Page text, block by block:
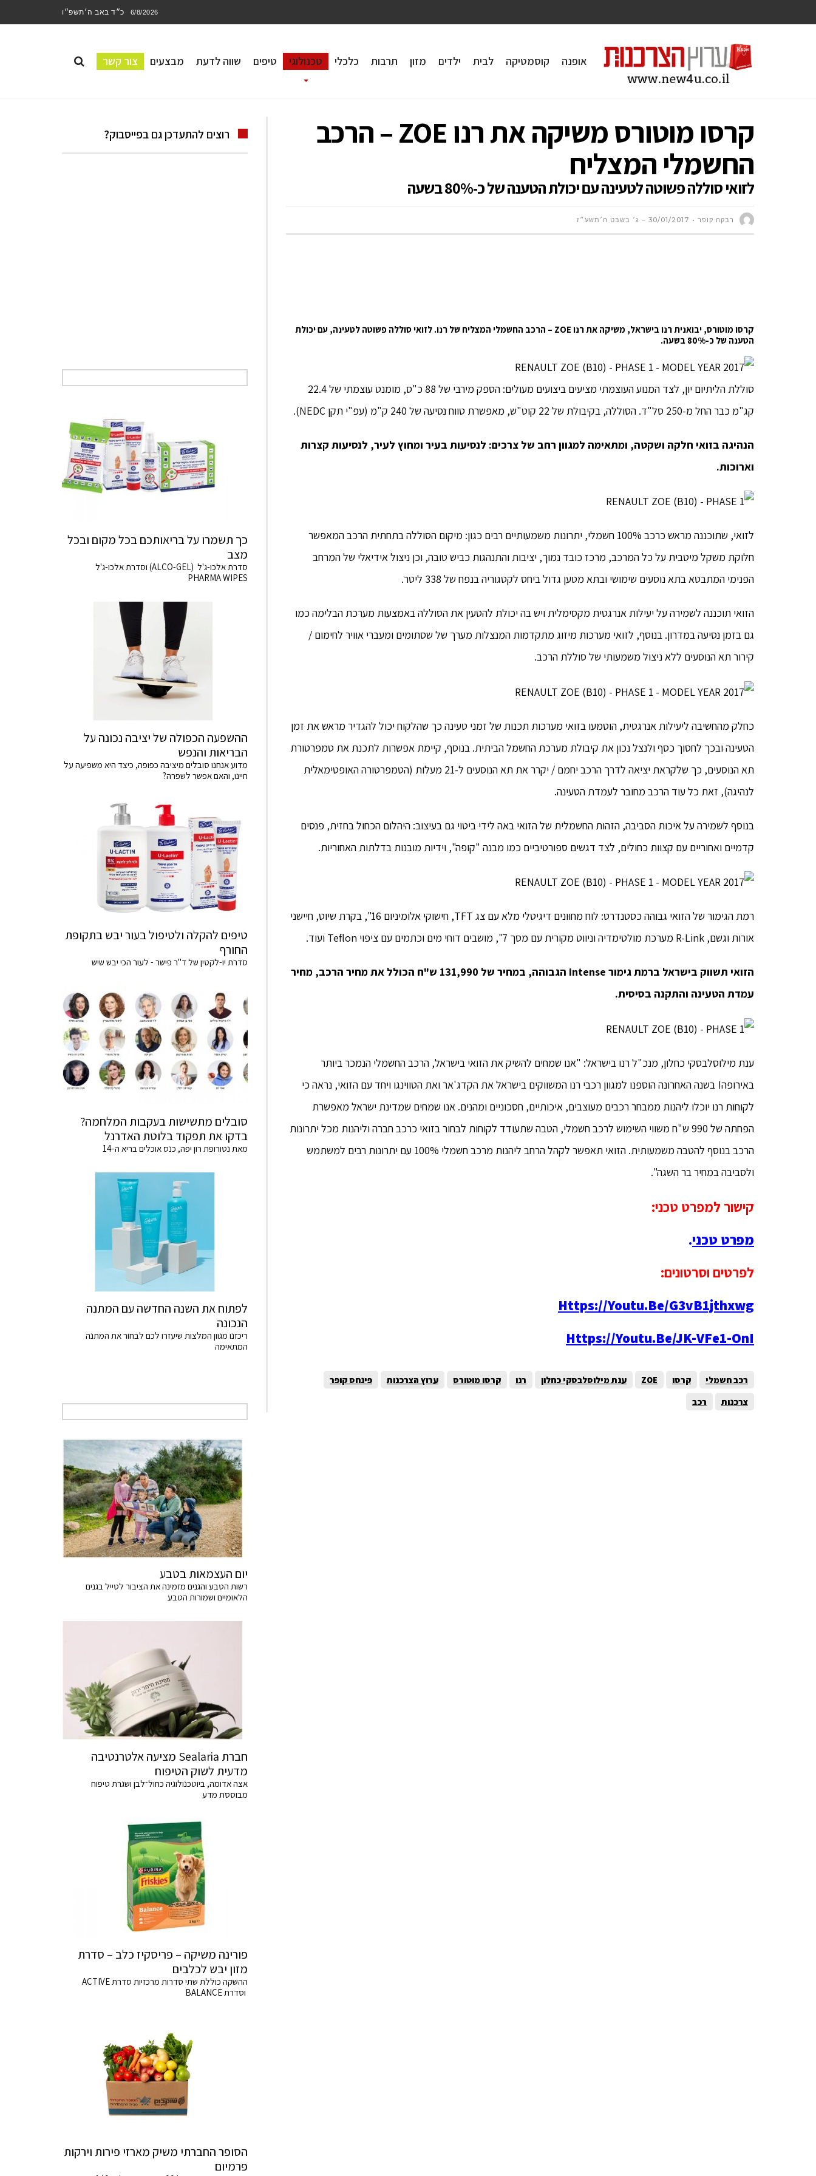
6/8/2026 כ״ד באב ה׳תשפ״ו
אופנה קוסמטיקה לבית ילדים מזון תרבות כלכלי טכנולוגי טיפים שווה לדעת מבצעים צור קשר
קרסו מוטורס משיקה את רנו ZOE – הרכב
החשמלי המצליח
לזואי סוללה פשוטה לטעינה עם יכולת הטענה של כ-80% בשעה
רבקה קופר 30/01/2017 – ג׳ בשבט ה׳תשע״ז
קרסו מוטורס, יבואנית רנו בישראל, משיקה את רנו ZOE – הרכב החשמלי המצליח של רנו. לזואי סוללה פשוטה לטעינה, עם יכולת
הטענה של כ-80% בשעה.
סוללת הליתיום יון, לצד המנוע העוצמתי מציעים ביצועים מעולים: הספק מירבי של 88 כ"ס, מומנט עוצמתי של 22.4
קג"מ כבר החל מ-250 סל"ד. הסוללה, בקיבולת של 22 קוט"ש, מאפשרת טווח נסיעה של 240 ק"מ (עפ"י תקן NEDC).
הנהיגה בזואי חלקה ושקטה, ומתאימה למגוון רחב של צרכים: לנסיעות בעיר ומחוץ לעיר, לנסיעות קצרות
וארוכות.
לזואי, שתוכננה מראש כרכב 100% חשמלי, יתרונות משמעותיים רבים כגון: מיקום הסוללה בתחתית הרכב המאפשר
חלוקת משקל מיטבית על כל המרכב, מרכז כובד נמוך, יציבות והתנהגות כביש טובה, וכן ניצול אידיאלי של המרחב
הפנימי המתבטא בתא נוסעים שימושי ובתא מטען גדול ביחס לקטגוריה בנפח של 338 ליטר.
הזואי תוכננה לשמירה על יעילות אנרגטית מקסימלית ויש בה יכולת להטעין את הסוללה באמצעות מערכת הבלימה כמו
גם בזמן נסיעה במדרון. בנוסף, לזואי מערכות מיזוג מתקדמות המנצלות מערך של שסתומים ומעברי אוויר לחימום /
קירור תא הנוסעים ללא ניצול משמעותי של סוללת הרכב.
כחלק מהחשיבה ליעילות אנרגטית, הוטמעו בזואי מערכות תכנות של זמני טעינה כך שהלקוח יכול להגדיר מראש את זמן
הטעינה ובכך לחסוך כסף ולנצל נכון את קיבולת מערכת החשמל הביתית. בנוסף, קיימת אפשרות לתכנת את טמפרטורת
תא הנוסעים, כך שלקראת יציאה לדרך הרכב יחמם / יקרר את תא הנוסעים ל-21 מעלות (הטמפרטורה האופטימאלית
לנהיגה), זאת כל עוד הרכב מחובר לעמדת הטעינה.
בנוסף לשמירה על איכות הסביבה, הזהות החשמלית של הזואי באה לידי ביטוי גם בעיצוב: היהלום הכחול בחזית, פנסים
קדמיים ואחוריים עם קצוות כחולים, לצד דגשים ספורטיביים כמו מבנה "קופה", וידיות מובנות בדלתות האחוריות.
רמת הגימור של הזואי גבוהה כסטנדרט: לוח מחוונים דיגיטלי מלא עם צג TFT, חישוקי אלומיניום 16", בקרת שיוט, חיישני
אורות וגשם, R-Link מערכת מולטימדיה וניווט מקורית עם מסך 7", מושבים דוחי מים וכתמים עם ציפוי Teflon ועוד.
הזואי תשווק בישראל ברמת גימור intense הגבוהה, במחיר של 131,990 ש"ח הכולל את מחיר הרכב, מחיר
עמדת הטעינה והתקנה בסיסית.
ענת מילוסלבסקי כחלון, מנכ"ל רנו בישראל: "אנו שמחים להשיק את הזואי בישראל, הרכב החשמלי הנמכר ביותר
באירופה! בשנה האחרונה הוספנו למגוון רכבי רנו המשווקים בישראל את הקדג'אר ואת הטווינגו ויחד עם הזואי, נראה כי
לקוחות רנו יוכלו ליהנות ממבחר רכבים מעוצבים, איכותיים, חסכוניים ומהנים. אנו שמחים שמדינת ישראל מאפשרת
הפחתה של 990 ש"ח משווי השימוש לרכב חשמלי, הטבה שתעודד לקוחות לבחור בזואי כרכב חברה וליהנות מכל יתרונות
הרכב בנוסף להטבה משמעותית. הזואי תאפשר לקהל הרחב ליהנות מרכב חשמלי 100% עם יתרונות רבים למשתמש
ולסביבה במחיר בר השגה".
קישור למפרט טכני:
מפרט טכני.
לפרטים וסרטונים:
Https://youtu.be/g3vB1jthxwg
Https://youtu.be/JK-VFe1-OnI
רכב חשמלי קרסו ZOE ענת מילוסלבסקי כחלון רנו קרסו מוטורס ערוץ הצרכנות
פינחס קופר
צרכנות
רכב
רוצים להתעדכן גם בפייסבוק?
כך תשמרו על בריאותכם בכל מקום ובכל
מצב
סדרת אלכו-ג'ל (ALCO-GEL) וסדרת אלכו-ג'ל
PHARMA WIPES
ההשפעה הכפולה של יציבה נכונה על
הבריאות והנפש
מדוע אנחנו סובלים מיציבה כפופה, כיצד היא משפיעה על
חיינו, והאם אפשר לשפרה?
טיפים להקלה ולטיפול בעור יבש בתקופת
החורף
סדרת יו-לקטין של ד"ר פישר - לעור הכי יבש שיש
סובלים מתשישות בעקבות המלחמה?
בדקו את תפקוד בלוטת האדרנל
מאת נטורופת רון יפה, כנס אוכלים בריא ה-14
לפתוח את השנה החדשה עם המתנה
הנכונה
ריכזנו מגוון המלצות שיעזרו לכם לבחור את המתנה
המתאימה
יום העצמאות בטבע
רשות הטבע והגנים מזמינה את הציבור לטייל בגנים
הלאומיים ושמורות הטבע
חברת Sealaria מציעה אלטרנטיבה
מדעית לשוק הטיפוח
אצה אדומה, ביוטכנולוגיה כחול־לבן ושגרת טיפוח
מבוססת מדע
פורינה משיקה – פריסקיז כלב – סדרת
מזון יבש לכלבים
ההשקה כוללת שתי סדרות מרכזיות סדרת ACTIVE
וסדרת BALANCE
הסופר החברתי משיק מארזי פירות וירקות
פרמיום